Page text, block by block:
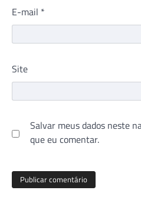
E-mail *
Site
Salvar meus dados neste
que eu comentar.